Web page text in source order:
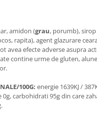
amidon (grau, porumb),
rapita), agent glazurare
avea efecte adverse asupra
contine urme de gluten,
100G: energie 1639KJ /
carbohidrati 95g din care